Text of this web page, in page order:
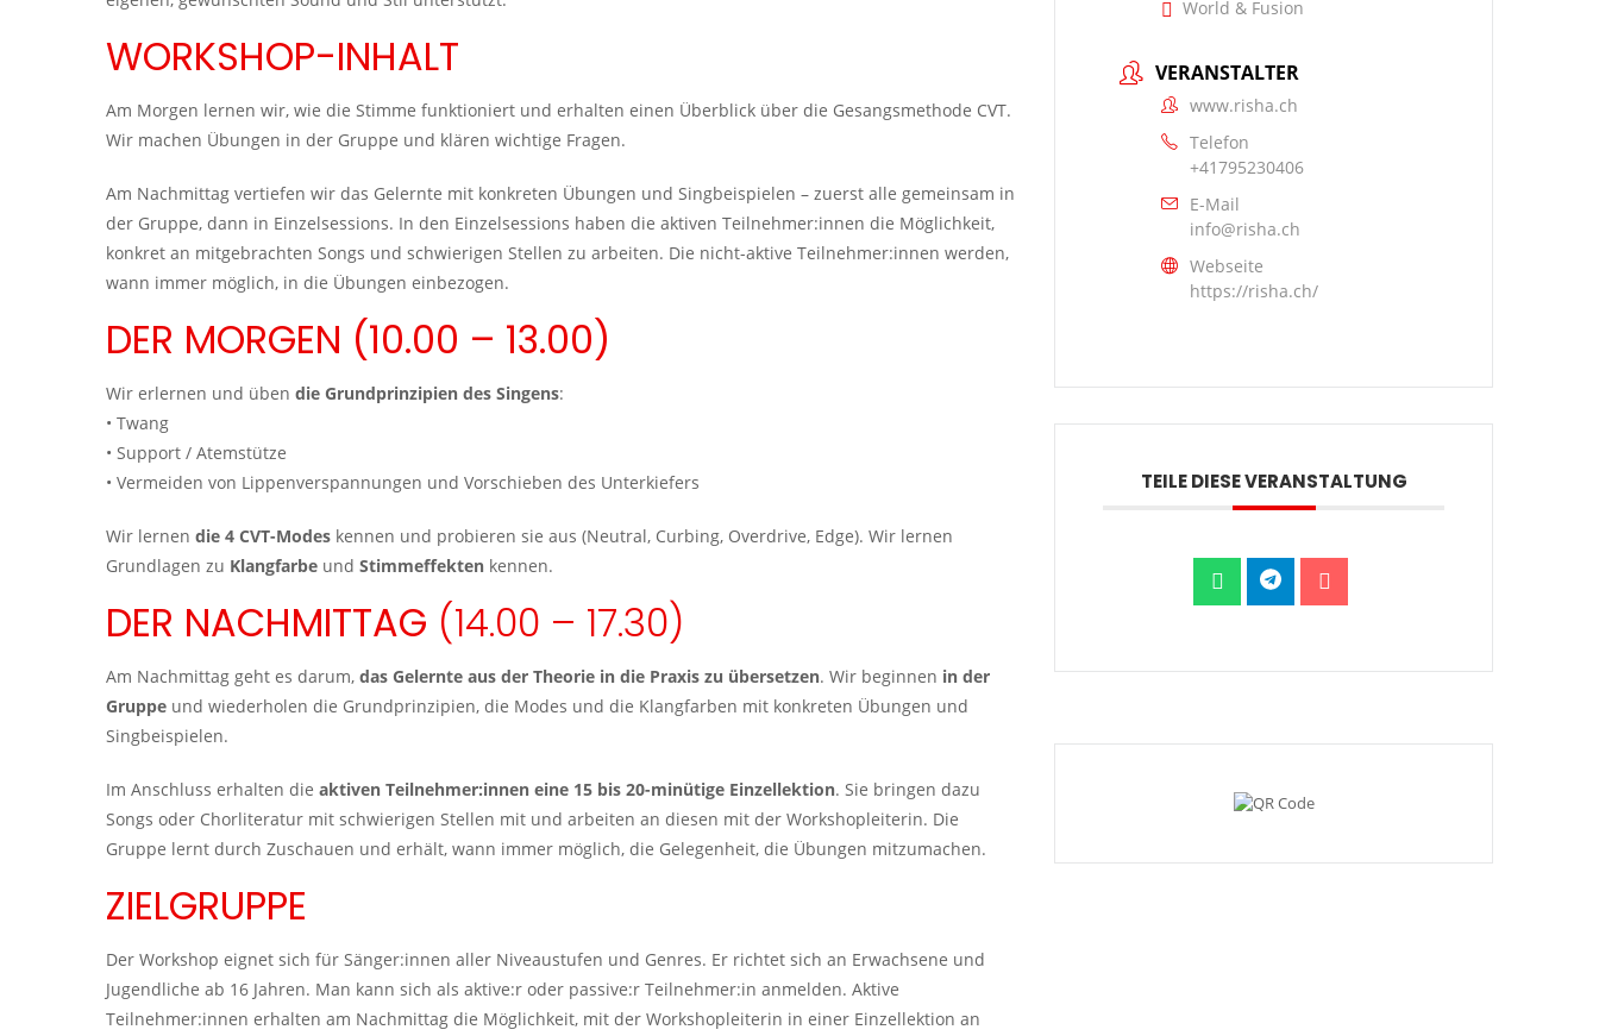
WORKSHOP-INHALT
Am Morgen lernen wir, wie die Stimme funktioniert und erhalten einen Überblick über die Gesangsmethode CVT.
Wir machen Übungen in der Gruppe und klären wichtige Fragen.
Am Nachmittag vertiefen wir das Gelernte mit konkreten Übungen und Singbeispielen – zuerst alle gemeinsam in
der Gruppe, dann in Einzelsessions. In den Einzelsessions haben die aktiven Teilnehmer:innen die Möglichkeit,
konkret an mitgebrachten Songs und schwierigen Stellen zu arbeiten. Die nicht-aktive Teilnehmer:innen werden,
wann immer möglich, in die Übungen einbezogen.
DER MORGEN (10.00 – 13.00)
Wir erlernen und üben die Grundprinzipien des Singens:
• Twang
• Support / Atemstütze
• Vermeiden von Lippenverspannungen und Vorschieben des Unterkiefers
Wir lernen die 4 CVT-Modes kennen und probieren sie aus (Neutral, Curbing, Overdrive, Edge). Wir lernen
Grundlagen zu Klangfarbe und Stimmeffekten kennen.
DER NACHMITTAG (14.00 – 17.30)
Am Nachmittag geht es darum, das Gelernte aus der Theorie in die Praxis zu übersetzen. Wir beginnen in der
Gruppe und wiederholen die Grundprinzipien, die Modes und die Klangfarben mit konkreten Übungen und
Singbeispielen.
Im Anschluss erhalten die aktiven Teilnehmer:innen eine 15 bis 20-minütige Einzellektion. Sie bringen dazu
Songs oder Chorliteratur mit schwierigen Stellen mit und arbeiten an diesen mit der Workshopleiterin. Die
Gruppe lernt durch Zuschauen und erhält, wann immer möglich, die Gelegenheit, die Übungen mitzumachen.
ZIELGRUPPE
Der Workshop eignet sich für Sänger:innen aller Niveaustufen und Genres. Er richtet sich an Erwachsene und
Jugendliche ab 16 Jahren. Man kann sich als aktive:r oder passive:r Teilnehmer:in anmelden. Aktive
Teilnehmer:innen erhalten am Nachmittag die Möglichkeit, mit der Workshopleiterin in einer Einzellektion an
World & Fusion
VERANSTALTER
www.risha.ch
Telefon
+41795230406
E-Mail
info@risha.ch
Webseite
https://risha.ch/
TEILE DIESE VERANSTALTUNG